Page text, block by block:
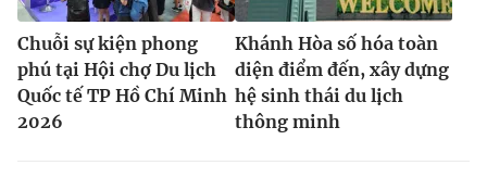
Chuỗi sự kiện phong
phú tại Hội chợ Du lịch
Quốc tế TP Hồ Chí Minh
2026
Khánh Hòa số hóa toàn
diện điểm đến, xây dựng
hệ sinh thái du lịch
thông minh